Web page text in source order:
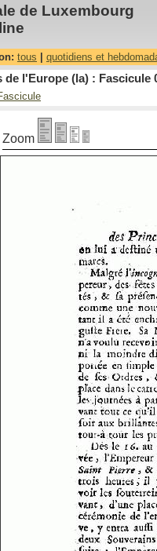
de Luxembourg
tous quotidiens et
l'Europe (la) : Fascicule
Zoom